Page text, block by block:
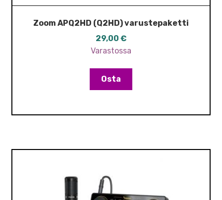
Zoom APQ2HD (Q2HD) varustepaketti
29,00 €
Varastossa
Osta